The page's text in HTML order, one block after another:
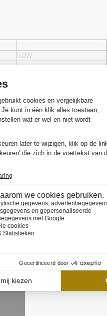
50W
gemiddeld tot veel
voor de basic set te kiezen.